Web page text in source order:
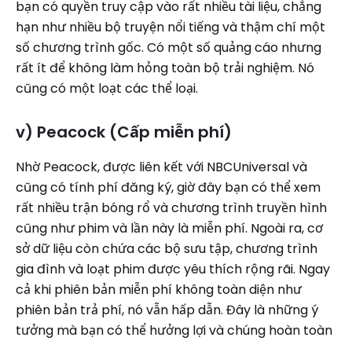
bạn có quyền truy cập vào rất nhiều tài liệu, chẳng
hạn như nhiều bộ truyện nổi tiếng và thậm chí một
số chương trình gốc. Có một số quảng cáo nhưng
rất ít để không làm hỏng toàn bộ trải nghiệm. Nó
cũng có một loạt các thể loại.
v) Peacock (Cấp miễn phí)
Nhờ Peacock, được liên kết với NBCUniversal và
cũng có tính phí đăng ký, giờ đây bạn có thể xem
rất nhiều trận bóng rổ và chương trình truyền hình
cũng như phim và lần này là miễn phí. Ngoài ra, cơ
sở dữ liệu còn chứa các bộ sưu tập, chương trình
gia đình và loạt phim được yêu thích rộng rãi. Ngay
cả khi phiên bản miễn phí không toàn diện như
phiên bản trả phí, nó vẫn hấp dẫn. Đây là những ý
tưởng mà bạn có thể hưởng lợi và chúng hoàn toàn